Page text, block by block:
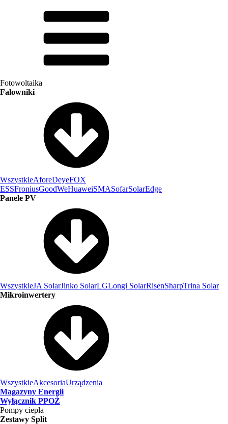
Fotowoltaika
Falowniki
WszystkieAforeDeyeFOX
ESSFroniusGoodWeHuaweiSMASofarSolarEdge
Panele PV
WszystkieJA SolarJinko SolarLGLongi SolarRisenSharpTrina Solar
Mikroinwertery
WszystkieAkcesoriaUrządzenia
Magazyny Energii
Wyłącznik PPOŻ
Pompy ciepła
Zestawy Split